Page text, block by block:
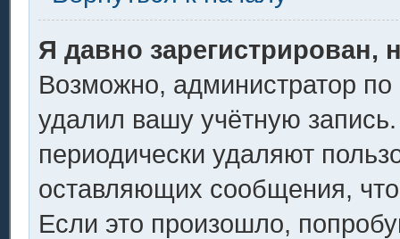
Я давно зарегистрирован,
Возможно, администратор по
удалил вашу учётную
периодически удаляют
оставляющих сообщения,
Если это произошло,